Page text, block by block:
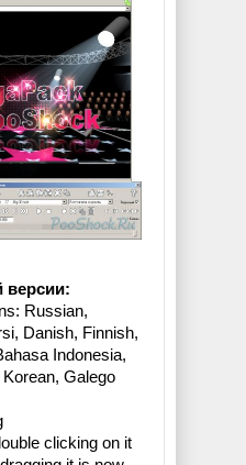
версии:
Russian,
Danish, Finnish,
Indonesia,
Galego
clicking on it